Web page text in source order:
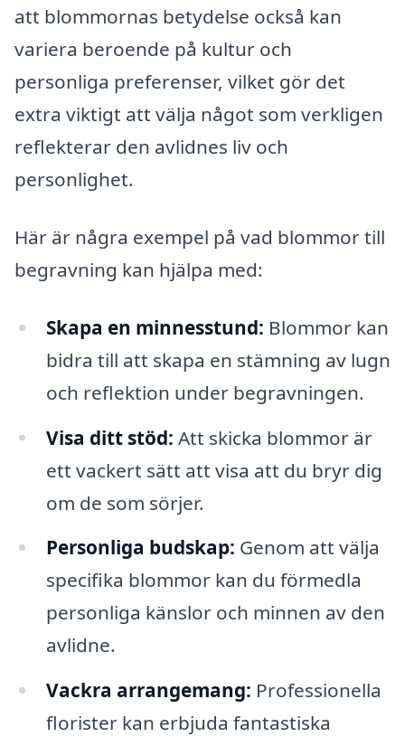
att blommornas betydelse också kan
variera beroende på kultur och
personliga preferenser, vilket gör det
extra viktigt att välja något som verkligen
reflekterar den avlidnes liv och
personlighet.
Här är några exempel på vad blommor till
begravning kan hjälpa med:
Skapa en minnesstund: Blommor kan
bidra till att skapa en stämning av lugn
och reflektion under begravningen.
Visa ditt stöd: Att skicka blommor är
ett vackert sätt att visa att du bryr dig
om de som sörjer.
Personliga budskap: Genom att välja
specifika blommor kan du förmedla
personliga känslor och minnen av den
avlidne.
Vackra arrangemang: Professionella
florister kan erbjuda fantastiska